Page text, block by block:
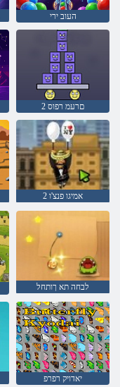
העוב ירי
2 םרעמ רפוס
אמיגו פנצ'ו 2
לבחה תא ךותחל
יאדויק רפרפ